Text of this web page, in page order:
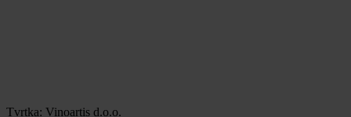
Tvrtka: Vinoartis d.o.o.